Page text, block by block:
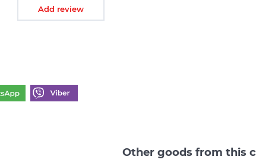
Add review
Other goods from this